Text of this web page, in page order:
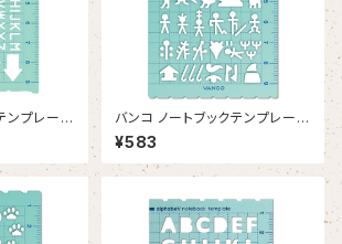
バンコ ノートブックテンプレー
ト シークレット
¥583